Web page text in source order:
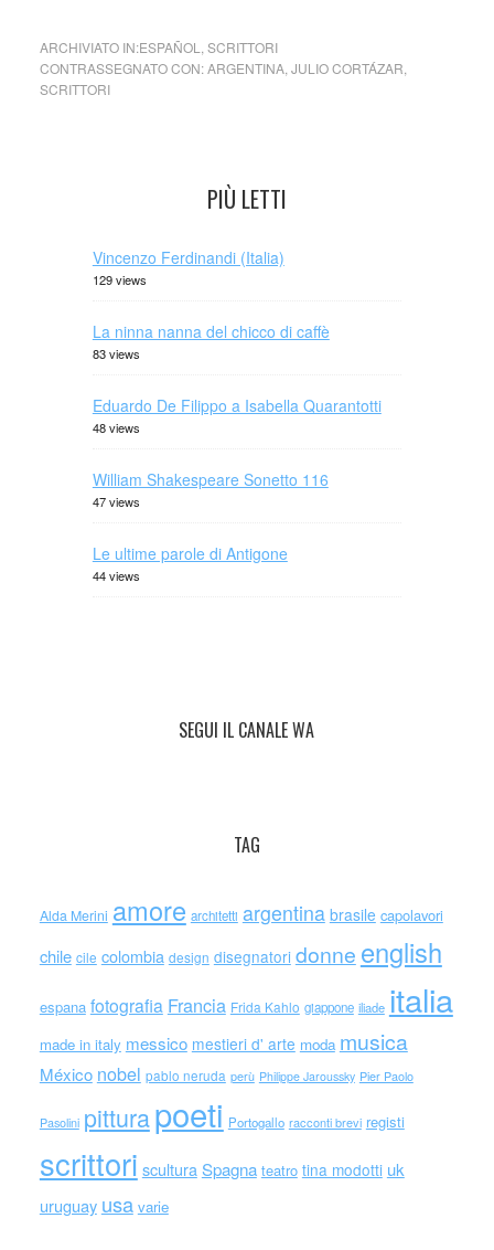
ARCHIVIATO IN:ESPAÑOL
SCRITTORI
CONTRASSEGNATO CON:ARGENTINA, JULIO CORTÁZAR
SCRITTORI
PIÙ LETTI
Vincenzo Ferdinandi (Italia)
129 views
La ninna nanna del chicco di caffè
83 views
Eduardo De Filippo a Isabella Quarantotti
48 views
William Shakespeare Sonetto 116
47 views
Le ultime parole di Antigone
44 views
SEGUI IL CANALE WA
TAG
Alda Merini amore architetti argentina brasile capolavori
chile cile colombia design disegnatori donne english
espana fotografia Francia Frida Kahlo giappone iliade italia
made in italy messico mestieri d' arte moda musica
México nobel pablo neruda perù Philippe Jaroussky Pier Paolo
Pasolini pitturapoeti Portogallo racconti brevi registi
scrittori scultura Spagna teatro tina modotti uk
uruguay usa varie